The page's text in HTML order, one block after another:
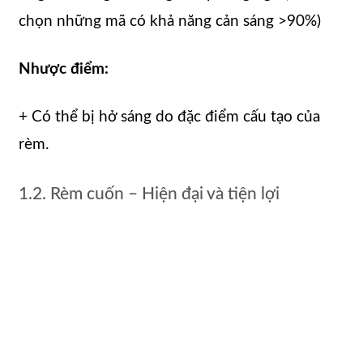
chọn những mã có khả năng cản sáng >90%)
Nhược điểm:
+ Có thể bị hở sáng do đặc điểm cấu tạo của
rèm.
1.2. Rèm cuốn – Hiện đại và tiện lợi